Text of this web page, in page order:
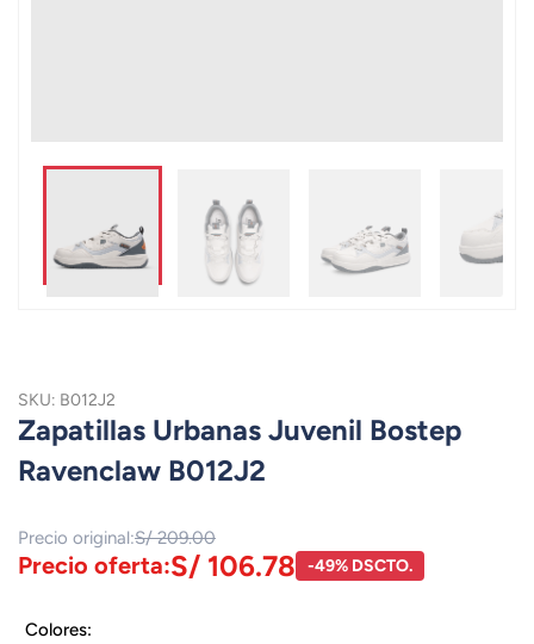
SKU: B012J2
Zapatillas Urbanas Juvenil Bostep
Ravenclaw B012J2
Precio original:S/ 209.00
Precio oferta:S/ 106.78 -49% DSCTO.
Colores: